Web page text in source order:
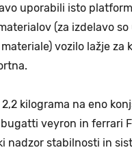
uporabili isto
(za izdelavo
vozilo lažje za
kilograma na eno
veyron in ferrari
nadzor stabilnosti in